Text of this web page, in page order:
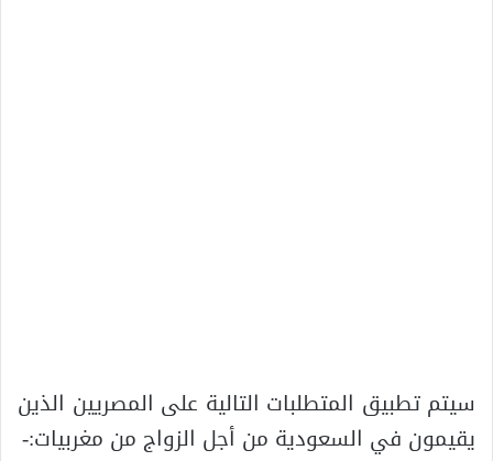
سيتم تطبيق المتطلبات التالية على المصريين الذين
يقيمون في السعودية من أجل الزواج من مغربيات:-